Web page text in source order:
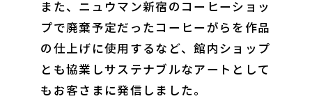
また、ニュウマン新宿のコーヒーショッ
プで廃棄予定だったコーヒーがらを作品
の仕上げに使用するなど、館内ショップ
とも協業しサステナブルなアートとして
もお客さまに発信しました。